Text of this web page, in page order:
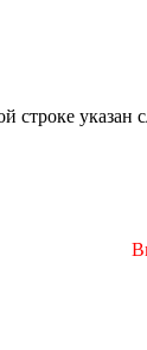
строке